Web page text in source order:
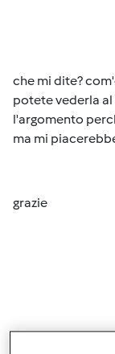
che mi dite?
potete vederla al
l'argomento
ma mi
grazie